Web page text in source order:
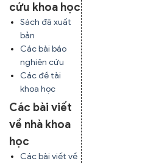
cứu khoa học
Sách đã xuất
bản
Các bài báo
nghiên cứu
Các đề tài
khoa học
Các bài viết
về nhà khoa
học
Các bài viết về